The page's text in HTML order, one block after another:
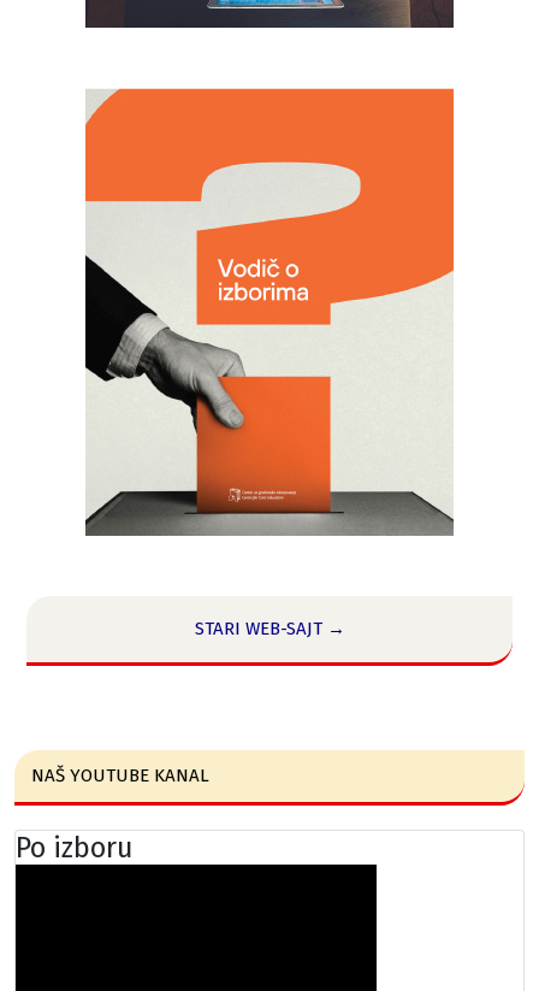
STARI WEB-SAJT →
NAŠ YOUTUBE KANAL
Po izboru